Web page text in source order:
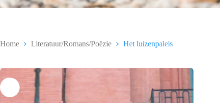
Home Literatuur/Romans/Poëzie Het luizenpaleis